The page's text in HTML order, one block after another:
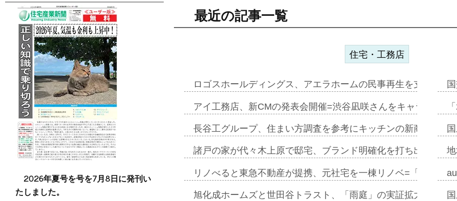
最近の記事一覧
住宅・工務店
ロゴスホールディングス、アエラホームの民事再生を支援=ス
アイ工務店、新CMの発表会開催=渋谷凪咲さんをキャラクタ
長谷工グループ、住まい方調査を参考にキッチンの新商品=「
諸戸の家が代々木上原で邸宅、ブランド明確化を打ち出す=年
リノべると東急不動産が提携、元社宅を一棟リノベ=「職住遊
旭化成ホームズと世田谷トラスト、「雨庭」の実証拡大へ=ガ
2026年夏号を号を7月8日に発刊い
たしました。